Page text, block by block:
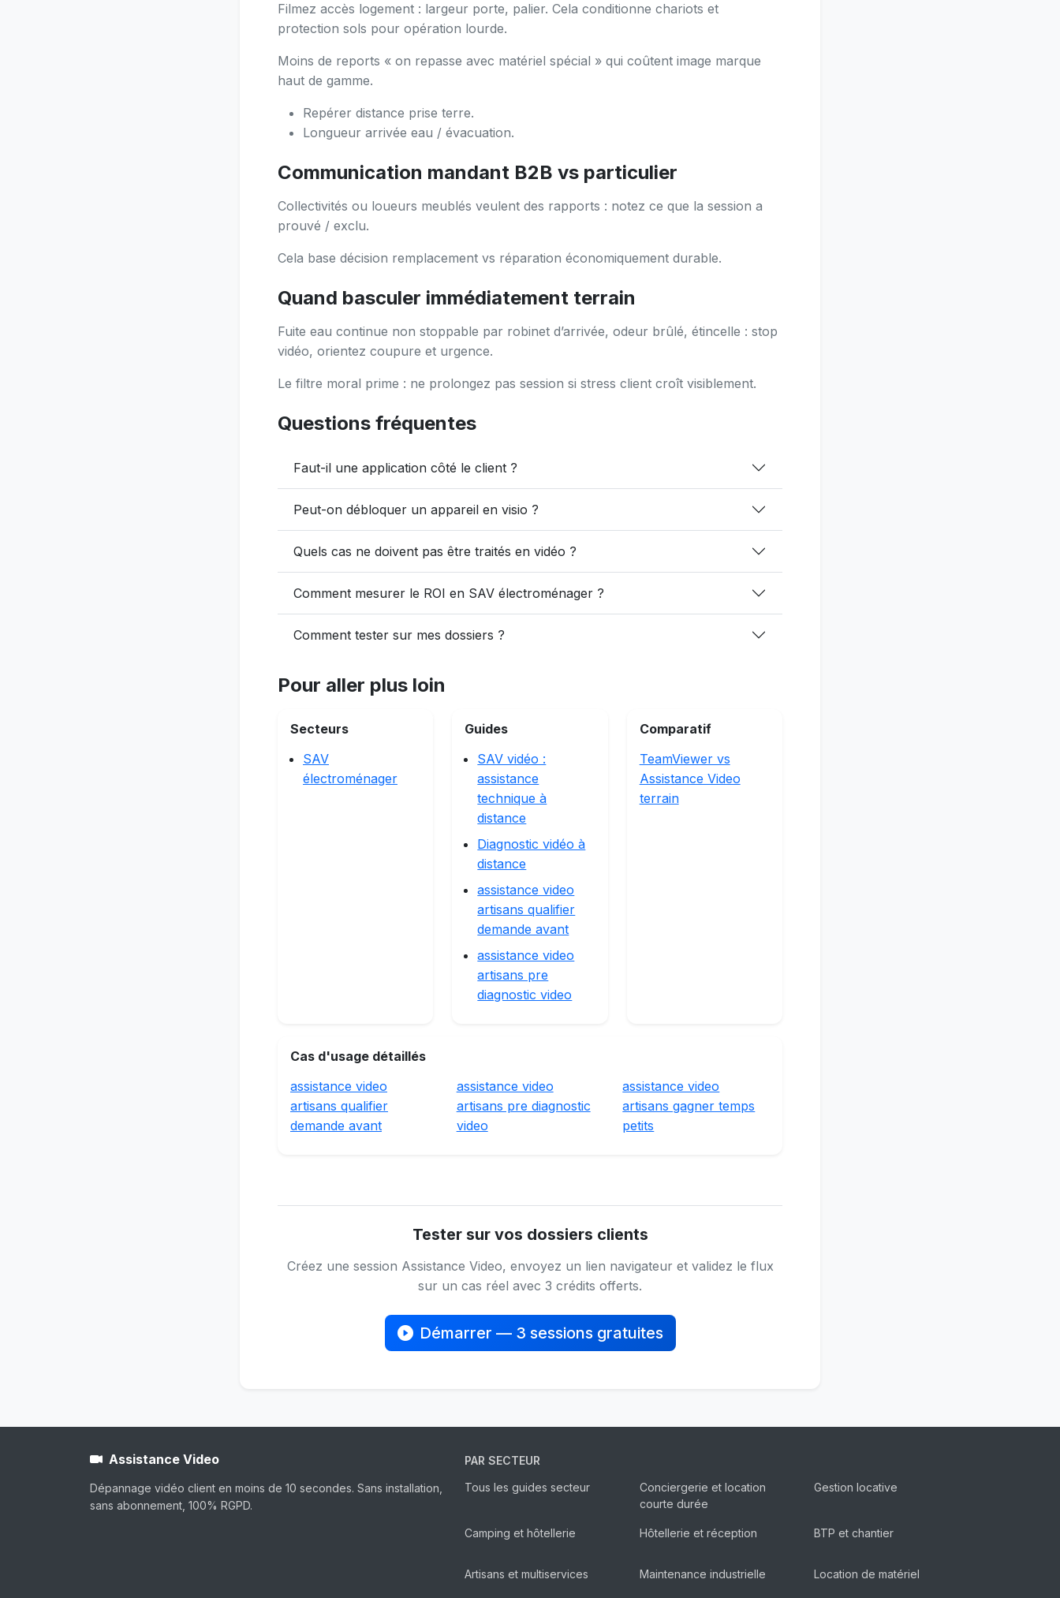
Filmez accès logement : largeur porte, palier. Cela conditionne chariots et
protection sols pour opération lourde.
Moins de reports « on repasse avec matériel spécial » qui coûtent image marque
haut de gamme.
Repérer distance prise terre.
Longueur arrivée eau / évacuation.
Communication mandant B2B vs particulier
Collectivités ou loueurs meublés veulent des rapports : notez ce que la session a
prouvé / exclu.
Cela base décision remplacement vs réparation économiquement durable.
Quand basculer immédiatement terrain
Fuite eau continue non stoppable par robinet d’arrivée, odeur brûlé, étincelle : stop
vidéo, orientez coupure et urgence.
Le filtre moral prime : ne prolongez pas session si stress client croît visiblement.
Questions fréquentes
Faut-il une application côté le client ?
Peut-on débloquer un appareil en visio ?
Quels cas ne doivent pas être traités en vidéo ?
Comment mesurer le ROI en SAV électroménager ?
Comment tester sur mes dossiers ?
Pour aller plus loin
Secteurs
SAV
électroménager
Guides
SAV vidéo :
assistance
technique à
distance
Diagnostic vidéo à
distance
assistance video
artisans qualifier
demande avant
assistance video
artisans pre
diagnostic video
Comparatif
TeamViewer vs
Assistance Video
terrain
Cas d'usage détaillés
assistance video
artisans qualifier
demande avant
assistance video
artisans pre diagnostic
video
assistance video
artisans gagner temps
petits
Tester sur vos dossiers clients
Créez une session Assistance Video, envoyez un lien navigateur et validez le flux
sur un cas réel avec 3 crédits offerts.
Démarrer — 3 sessions gratuites
Assistance Video
Dépannage vidéo client en moins de 10 secondes. Sans installation,
sans abonnement, 100% RGPD.
PAR SECTEUR
Tous les guides secteur
Conciergerie et location
courte durée
Gestion locative
Camping et hôtellerie Hôtellerie et réception BTP et chantier
Artisans et multiservices Maintenance industrielle Location de matériel